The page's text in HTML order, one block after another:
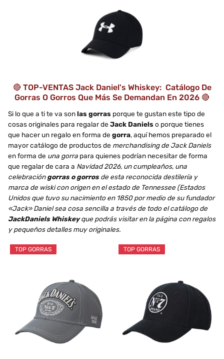
🔴 TOP-VENTAS Jack Daniel's Whiskey: Catálogo De
Gorras O Gorros Que Más Se Demandan En 2026 🔴
Si lo que a ti te va sonlas gorras porque te gustan este tipo de
cosas originales para regalar de Jack Daniels o porque tienes
que hacer un regalo en forma de gorra, aquí hemos preparado el
mayor catálogo de productos de merchandising de Jack Daniels
en forma de una gorra para quienes podrían necesitar de forma
que regalar de cara a Navidad 2026, un cumpleaños, una
celebracióngorras o gorros de esta reconocida destilería y
marca de wiski con origen en el estado de Tennessee (Estados
Unidos que tuvo su nacimiento en 1850 por medio de su fundador
«Jack» Daniel sea cosa sencilla a través de todo el catálogo de
JackDaniels Whiskeyque podrás visitar en la página con regalos
y pequeños detalles muy originales.
TOP GORRAS TOP GORRAS